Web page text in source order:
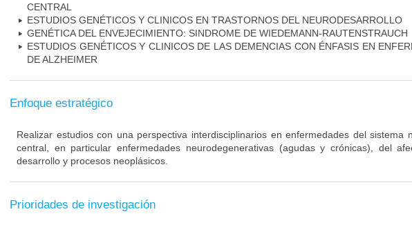
CENTRAL
ESTUDIOS GENÉTICOS Y CLINICOS EN TRASTORNOS DEL NEURODESARROLLO
GENÉTICA DEL ENVEJECIMIENTO: SINDROME DE WIEDEMANN-RAUTENSTRAUCH
ESTUDIOS GENÉTICOS Y CLINICOS DE LAS DEMENCIAS CON ÉNFASIS EN
DE ALZHEIMER
Enfoque estratégico
Realizar estudios con una perspectiva interdisciplinarios en enfermedades del sistema
central, en particular enfermedades neurodegenerativas (agudas y crónicas), del
desarrollo y procesos neoplásicos.
Prioridades de investigación